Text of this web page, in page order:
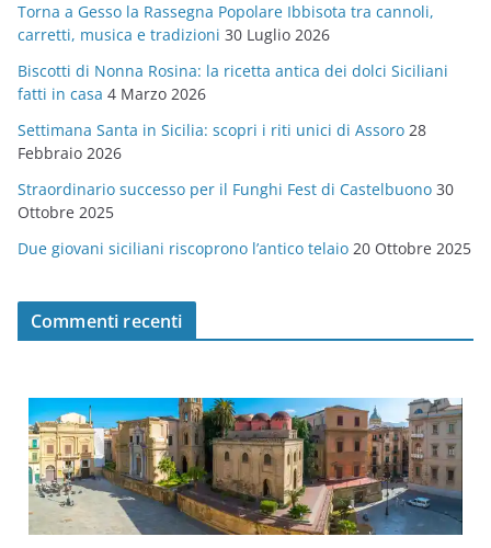
o
r
i
e
Torna a Gesso la Rassegna Popolare Ibbisota tra cannoli,
carretti, musica e tradizioni 30 Luglio 2026
Biscotti di Nonna Rosina: la ricetta antica dei dolci Siciliani
fatti in casa 4 Marzo 2026
Settimana Santa in Sicilia: scopri i riti unici di Assoro 28
Febbraio 2026
Straordinario successo per il Funghi Fest di Castelbuono 30
Ottobre 2025
Due giovani siciliani riscoprono l’antico telaio 20 Ottobre 2025
Commenti recenti